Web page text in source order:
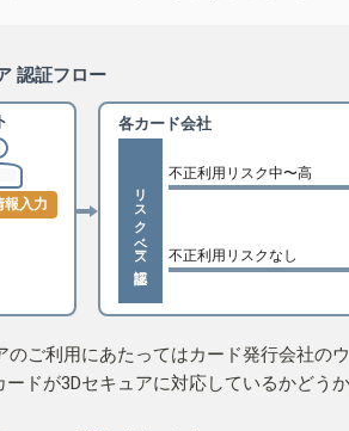
認証フロー
報入力
各カード会社
リスクベース認証
不正利用リスク中〜高
不正利用リスクなし
のご利用にあたってはカード発行会社の
ードが3Dセキュアに対応しているかどう